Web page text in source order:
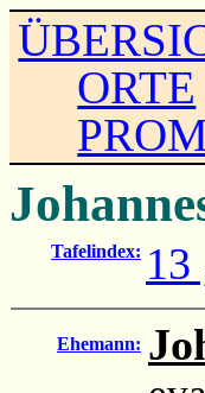
ORTE
Tafelindex: 13
Ehemann: